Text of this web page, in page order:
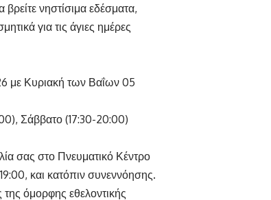
νηστίσιμα εδέσματα,
για τις άγιες ημέρες
με Κυριακή των Βαΐων 05
Σάββατο (17:30-20:00)
σας στο Πνευματικό Κέντρο
και κατόπιν συνεννόησης.
όμορφης εθελοντικής